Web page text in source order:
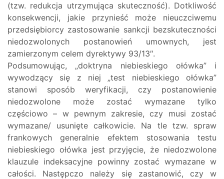
(tzw. redukcja utrzymująca skuteczność). Dotkliwość
konsekwencji, jakie przynieść może nieuczciwemu
przedsiębiorcy zastosowanie sankcji bezskuteczności
niedozwolonych postanowień umownych, jest
zamierzonym celem dyrektywy 93/13″.
Podsumowując, „doktryna niebieskiego ołówka” i
wywodzący się z niej „test niebieskiego ołówka”
stanowi sposób weryfikacji, czy postanowienie
niedozwolone może zostać wymazane tylko
częściowo – w pewnym zakresie, czy musi zostać
wymazane/ usunięte całkowicie. Na tle tzw. spraw
frankowych generalnie efektem stosowania testu
niebieskiego ołówka jest przyjęcie, że niedozwolone
klauzule indeksacyjne powinny zostać wymazane w
całości. Następczo należy się zastanowić, czy w